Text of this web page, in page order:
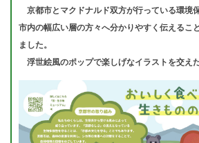
京都市とマクドナルド双方が行っている環境
市内の幅広い層の方々へ分かりやすく伝えるこ
ました。
浮世絵風のポップで楽しげなイラストを交え